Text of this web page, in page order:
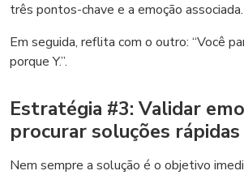
três pontos-chave e a emoção associada.
Em seguida, reflita com o outro: “Você
porque Y.”.
Estratégia #3: Validar
procurar soluções rápidas
Nem sempre a solução é o objetivo